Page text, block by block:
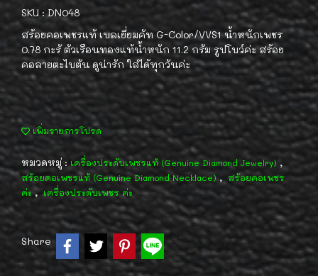
SKU : DN048
สร้อยคอเพชรแท้ เบลเยี่ยมคัท G-Color/VVS1 น้ำหนักเพชร
0.78 กะรั ตัวเรือนทองแท้น้ำหนัก 11.2 กรัม รูปโบว์ค่ะ สร้อย
คอลายตะไบตัน ดูน่ารัก ใส่ได้ทุกวันค่ะ
เพิ่มรายการโปรด
หมวดหมู่ : เครื่องประดับเพชรแท้ (Genuine Diamond Jewelry) ,
สร้อยคอเพชรแท้ (Genuine Diamond Necklace) , สร้อยคอเพชร
ค่ะ, เครื่องประดับเพชร ค่ะ
Share